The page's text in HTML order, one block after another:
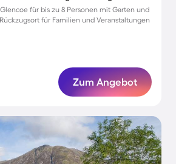
für bis zu 8 Personen mit Garten und
für Familien und Veranstaltungen
Zum Angebot